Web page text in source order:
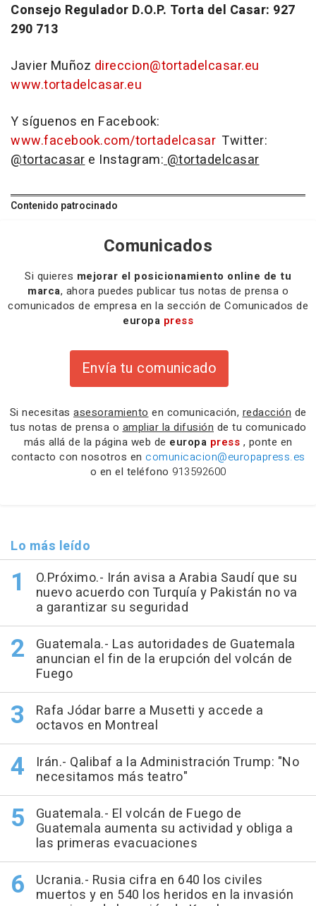
Consejo Regulador D.O.P. Torta del Casar: 927
290 713
Javier Muñoz direccion@tortadelcasar.eu
www.tortadelcasar.eu
Y síguenos en Facebook:
www.facebook.com/tortadelcasar Twitter:
@tortacasare Instagram:@tortadelcasar
Contenido patrocinado
Comunicados
Si quieres mejorar el posicionamiento online de tu
marca, ahora puedes publicar tus notas de prensa o
comunicados de empresa en la sección de Comunicados de
europa press
Envía tu comunicado
Si necesitas asesoramiento en comunicación, redacción de
tus notas de prensa o ampliar la difusión de tu comunicado
más allá de la página web de europa press , ponte en
contacto con nosotros en comunicacion@europapress.es
o en el teléfono 913592600
Lo más leído
O.Próximo.- Irán avisa a Arabia Saudí que su
nuevo acuerdo con Turquía y Pakistán no va
a garantizar su seguridad
Guatemala.- Las autoridades de Guatemala
anuncian el fin de la erupción del volcán de
Fuego
Rafa Jódar barre a Musetti y accede a
octavos en Montreal
Irán.- Qalibaf a la Administración Trump: "No
necesitamos más teatro"
Guatemala.- El volcán de Fuego de
Guatemala aumenta su actividad y obliga a
las primeras evacuaciones
Ucrania.- Rusia cifra en 640 los civiles
muertos y en 540 los heridos en la invasión